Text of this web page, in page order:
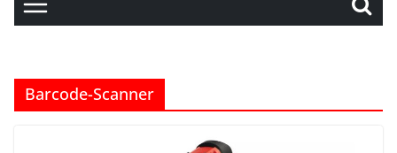
Barcode-Scanner